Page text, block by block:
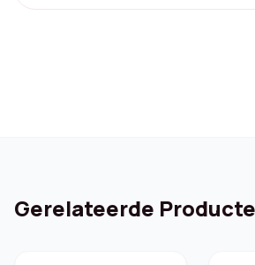
Gerelateerde